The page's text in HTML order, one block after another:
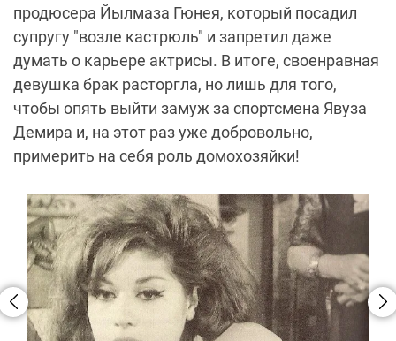
продюсера Йылмаза Гюнея, который посадил
супругу "возле кастрюль" и запретил даже
думать о карьере актрисы. В итоге, своенравная
девушка брак расторгла, но лишь для того,
чтобы опять выйти замуж за спортсмена Явуза
Демира и, на этот раз уже добровольно,
примерить на себя роль домохозяйки!